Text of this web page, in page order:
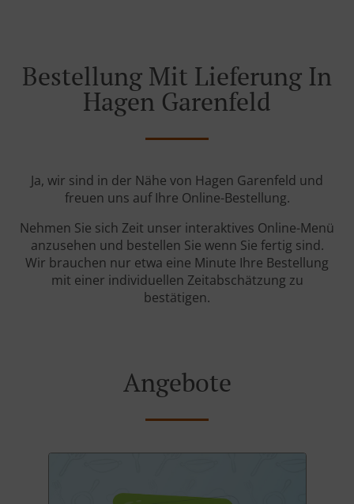
Bestellung Mit Lieferung In
Hagen Garenfeld
Ja, wir sind in der Nähe von Hagen Garenfeld und
freuen uns auf Ihre Online-Bestellung.
Nehmen Sie sich Zeit unser interaktives Online-Menü
anzusehen und bestellen Sie wenn Sie fertig sind.
Wir brauchen nur etwa eine Minute Ihre Bestellung
mit einer individuellen Zeitabschätzung zu
bestätigen.
Angebote